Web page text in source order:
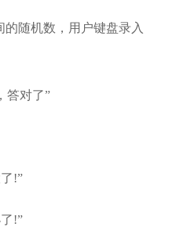
的随机数，用户键盘录入
答对了”
!”
!”